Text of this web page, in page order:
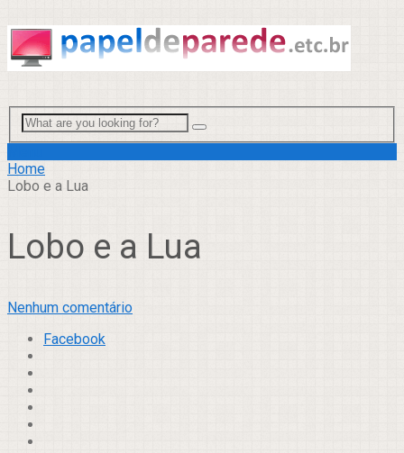
Home
Lobo e a Lua
Lobo e a Lua
Nenhum comentário
Facebook